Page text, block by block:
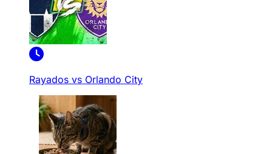
Rayados vs Orlando City